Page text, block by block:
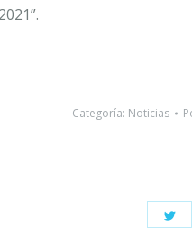
Categoría: Noticias